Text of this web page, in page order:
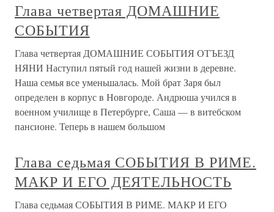
Глава четвертая ДОМАШНИЕ
СОБЫТИЯ
Глава четвертая ДОМАШНИЕ СОБЫТИЯ ОТЪЕЗД
НЯНИ Наступил пятый год нашей жизни в деревне.
Наша семья все уменьшалась. Мой брат Заря был
определен в корпус в Новгороде. Андрюша учился в
военном училище в Петербурге, Саша — в витебском
пансионе. Теперь в нашем большом
Глава седьмая СОБЫТИЯ В РИМЕ.
МАКР И ЕГО ДЕЯТЕЛЬНОСТЬ
Глава седьмая СОБЫТИЯ В РИМЕ. МАКР И ЕГО